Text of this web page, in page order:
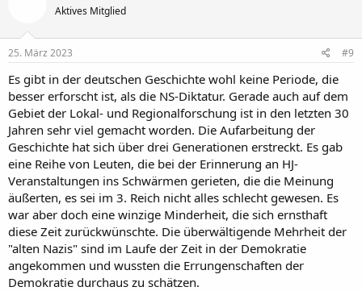
n
e
:
Aktives Mitglied
25. März 2023 #9
Es gibt in der deutschen Geschichte wohl keine Periode, die
besser erforscht ist, als die NS-Diktatur. Gerade auch auf dem
Gebiet der Lokal- und Regionalforschung ist in den letzten 30
Jahren sehr viel gemacht worden. Die Aufarbeitung der
Geschichte hat sich über drei Generationen erstreckt. Es gab
eine Reihe von Leuten, die bei der Erinnerung an HJ-
Veranstaltungen ins Schwärmen gerieten, die die Meinung
äußerten, es sei im 3. Reich nicht alles schlecht gewesen. Es
war aber doch eine winzige Minderheit, die sich ernsthaft
diese Zeit zurückwünschte. Die überwältigende Mehrheit der
"alten Nazis" sind im Laufe der Zeit in der Demokratie
angekommen und wussten die Errungenschaften der
Demokratie durchaus zu schätzen.